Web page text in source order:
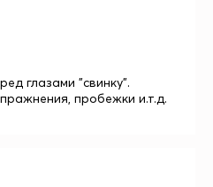
глазами "свинку".
пробежки и.т.д.